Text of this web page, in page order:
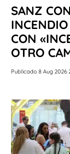
SANZ
CON
OTRO
Publicado 8 Aug 2026